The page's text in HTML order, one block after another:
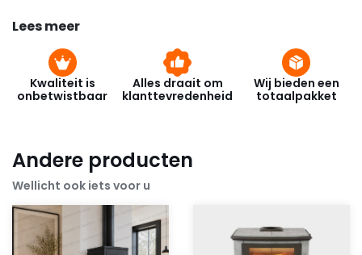
Lees meer
Kwaliteit is
onbetwistbaar
Alles draait om
klanttevredenheid
Wij bieden een
totaalpakket
Andere producten
Wellicht ook iets voor u